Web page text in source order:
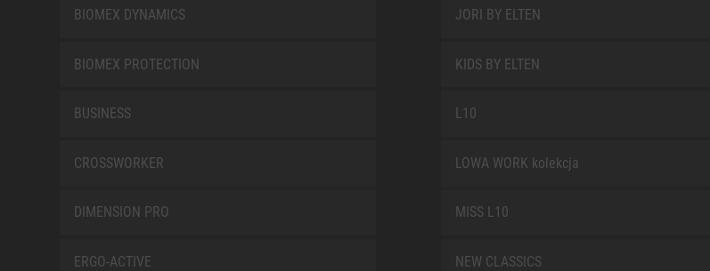
BIOMEX DYNAMICS
BIOMEX PROTECTION
BUSINESS
CROSSWORKER
DIMENSION PRO
ERGO-ACTIVE
JORI BY ELTEN
KIDS BY ELTEN
L10
LOWA WORK kolekcja
MISS L10
NEW CLASSICS